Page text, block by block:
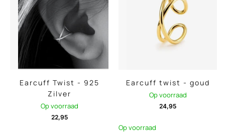
Earcuff Twist - 925
Zilver
Op voorraad
22,95
Earcuff twist - goud
Op voorraad
24,95
Op voorraad